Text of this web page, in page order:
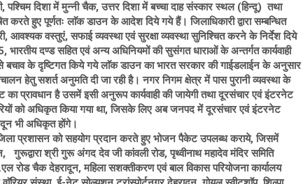
पश्चिम दिशा में मुन्नी चैक, उत्तर दिशा में बच्चा दाह संस्कार स्थल (हिन्दू) तथा
हुए पूर्णतः लाॅक डाउन के आदेश दिये गये हैं। जिलाधिकारी द्वारा सम्बन्धित
आवश्यक वस्तुएं, सफाई व्यवस्था एवं सुरक्षा व्यवस्था सुनिश्चित करने के निर्देश दिये
दण्ड सहित एवं अन्य अधिनियमों की सुसंगत धाराओं के अन्तर्गत कार्यवाही
के दृष्टिगत किये गये लाॅक डाउन का भारत सरकार की गाईडलाईन के अनुसार
हेतु सशर्त अनुमति दी जा रही है। नगर निगम क्षेत्र में पास पुरानी व्यवस्था के
प्रावधान है उसमें इसी अनुरूप कार्यवाही की जायेगी तथा दूरसंचार एवं इंटरनेट
को अधिकृत किया गया था, जिसके लिए अब जनपद में दूरसंचार एवं इंटरनेट
भी अधिकृत होंगे।
प्रशासन को सहयोग प्रदान करते हुए भोजन पैकेट उपलब्ध कराये, जिसमें
गुरूद्वारा श्री गुरू अंगद देव जी कांवली रोड, पृथ्वीनाथ महादेव मंदिर समिति
रोड चैक देहरादून, महिला सशक्तीकरण एवं बाल विकास परियोजना कार्यालय